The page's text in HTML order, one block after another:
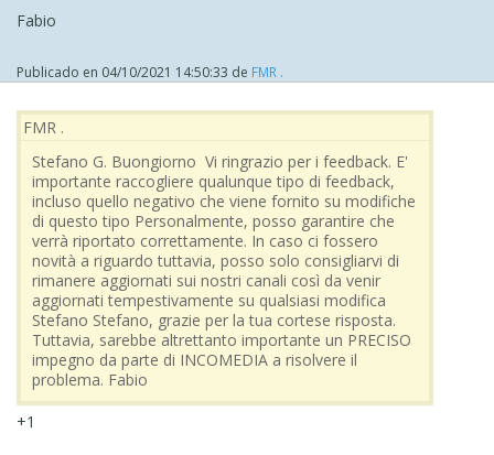
Fabio
Publicado en 04/10/2021 14:50:33 de FMR .
FMR .
Stefano G. Buongiorno Vi ringrazio per i feedback. E'
importante raccogliere qualunque tipo di feedback,
incluso quello negativo che viene fornito su modifiche
di questo tipo Personalmente, posso garantire che
verrà riportato correttamente. In caso ci fossero
novità a riguardo tuttavia, posso solo consigliarvi di
rimanere aggiornati sui nostri canali così da venir
aggiornati tempestivamente su qualsiasi modifica
Stefano Stefano, grazie per la tua cortese risposta.
Tuttavia, sarebbe altrettanto importante un PRECISO
impegno da parte di INCOMEDIA a risolvere il
problema. Fabio
+1